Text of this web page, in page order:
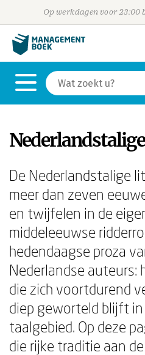
Op werkdagen voor 23:00
De Nederlandstalige
meer dan zeven
en twijfelen in de
middeleeuwse
hedendaagse proza
Nederlandse auteurs:
die zich voortdurend
diep geworteld blijft
taalgebied. Op deze
die rijke traditie aan